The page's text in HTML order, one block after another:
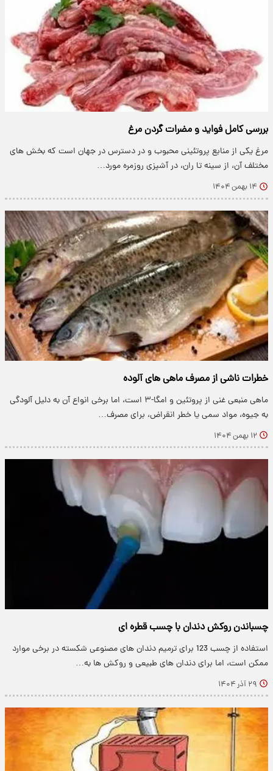
بررسی کامل فواید و مضرات گردن مرغ
مرغ یکی از منابع پروتئینی محبوب و در دسترس در جهان است که بخش های
مختلف آن، از سینه تا ران، در آشپزی روزمره مورد…
۱۴ بهمن ۱۴۰۴
خطرات ناشی از مصرف ماهی های آلوده
ماهی منبعی غنی از پروتئین و امگا-۳ است، اما برخی انواع آن به دلیل آلودگی
به جیوه، مواد سمی یا خطر انقراض، برای مصرف…
۱۲ بهمن ۱۴۰۴
چسباندن روکش دندان با چسب قطره ای
استفاده از چسب 123 برای ترمیم دندان های مصنوعی شکسته در برخی موارد
ممکن است، اما برای دندان های طبیعی و روکش ها به…
۲۹ آذر ۱۴۰۴